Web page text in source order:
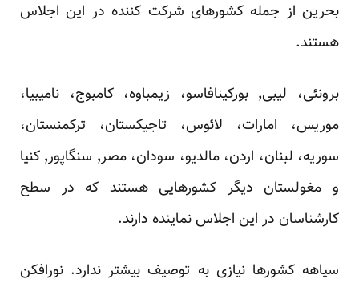
بحرین از جمله کشور‌های شرکت کننده در این اجلاس
هستند.
برونئی، لیبی٬ بورکینافاسو، زیمباوه، کامبوج، نامیبیا،
موریس، امارات، لائوس، تاجیکستان، ترکمنستان،
سوریه، لبنان، اردن، مالدیو، سودان، مصر٬ سنگاپور٬ کنیا
و مغولستان دیگر کشور‌هایی هستند که در سطح
کار‌شناسان در این اجلاس نماینده دارند.
سیاهه کشورها نیازی به توصیف بیشتر ندارد. نورافکن